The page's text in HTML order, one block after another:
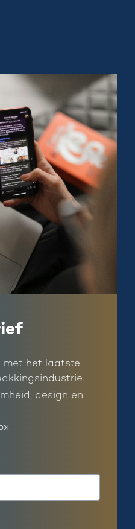
met het laatste
design en